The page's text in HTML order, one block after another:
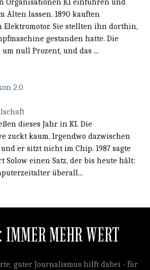
Organisationen KI einführen und
Alten lassen. 1890 kauften
Elektromotor. Sie stellten ihn dorthin,
gestanden hatte. Die
null Prozent, und das ...
2.0
dieses Jahr in KI. Die
zuckt kaum. Irgendwo dazwischen
er sitzt nicht im Chip. 1987 sagte
Solow einen Satz, der bis heute hält:
überall...
IMMER MEHR WERT
guter Journalismus hilft dabei - für